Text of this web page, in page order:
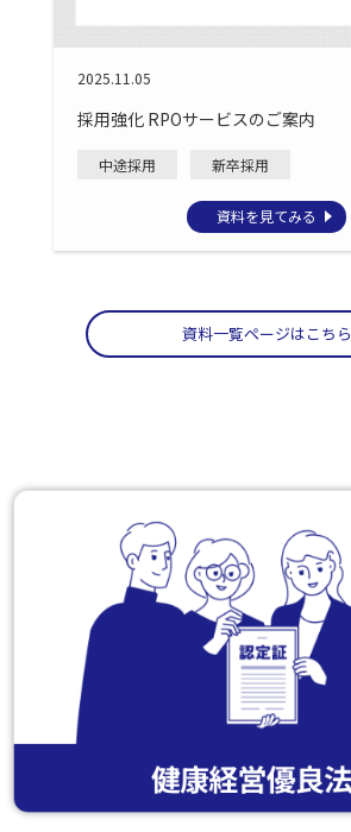
2025.11.05
採用強化 RPOサービスのご案内
中途採用 新卒採用
資料を見てみる
資料一覧ページはこちら